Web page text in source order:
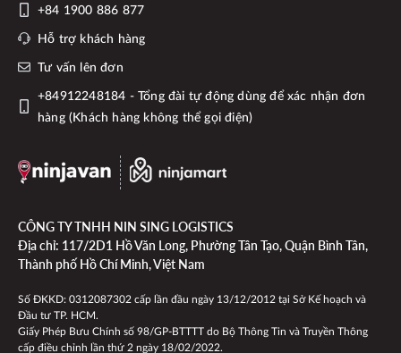
+84 1900 886 877
Hỗ trợ khách hàng
Tư vấn lên đơn
+84912248184 - Tổng đài tự động dùng để xác nhận đơn
hàng (Khách hàng không thể gọi điện)
CÔNG TY TNHH NIN SING LOGISTICS
Địa chỉ: 117/2D1 Hồ Văn Long, Phường Tân Tạo, Quận Bình Tân,
Thành phố Hồ Chí Minh, Việt Nam
Số ĐKKD: 0312087302 cấp lần đầu ngày 13/12/2012 tại Sở Kế hoạch và
Đầu tư TP. HCM.
Giấy Phép Bưu Chính số 98/GP-BTTTT do Bộ Thông Tin và Truyền Thông
cấp điều chỉnh lần thứ 2 ngày 18/02/2022.